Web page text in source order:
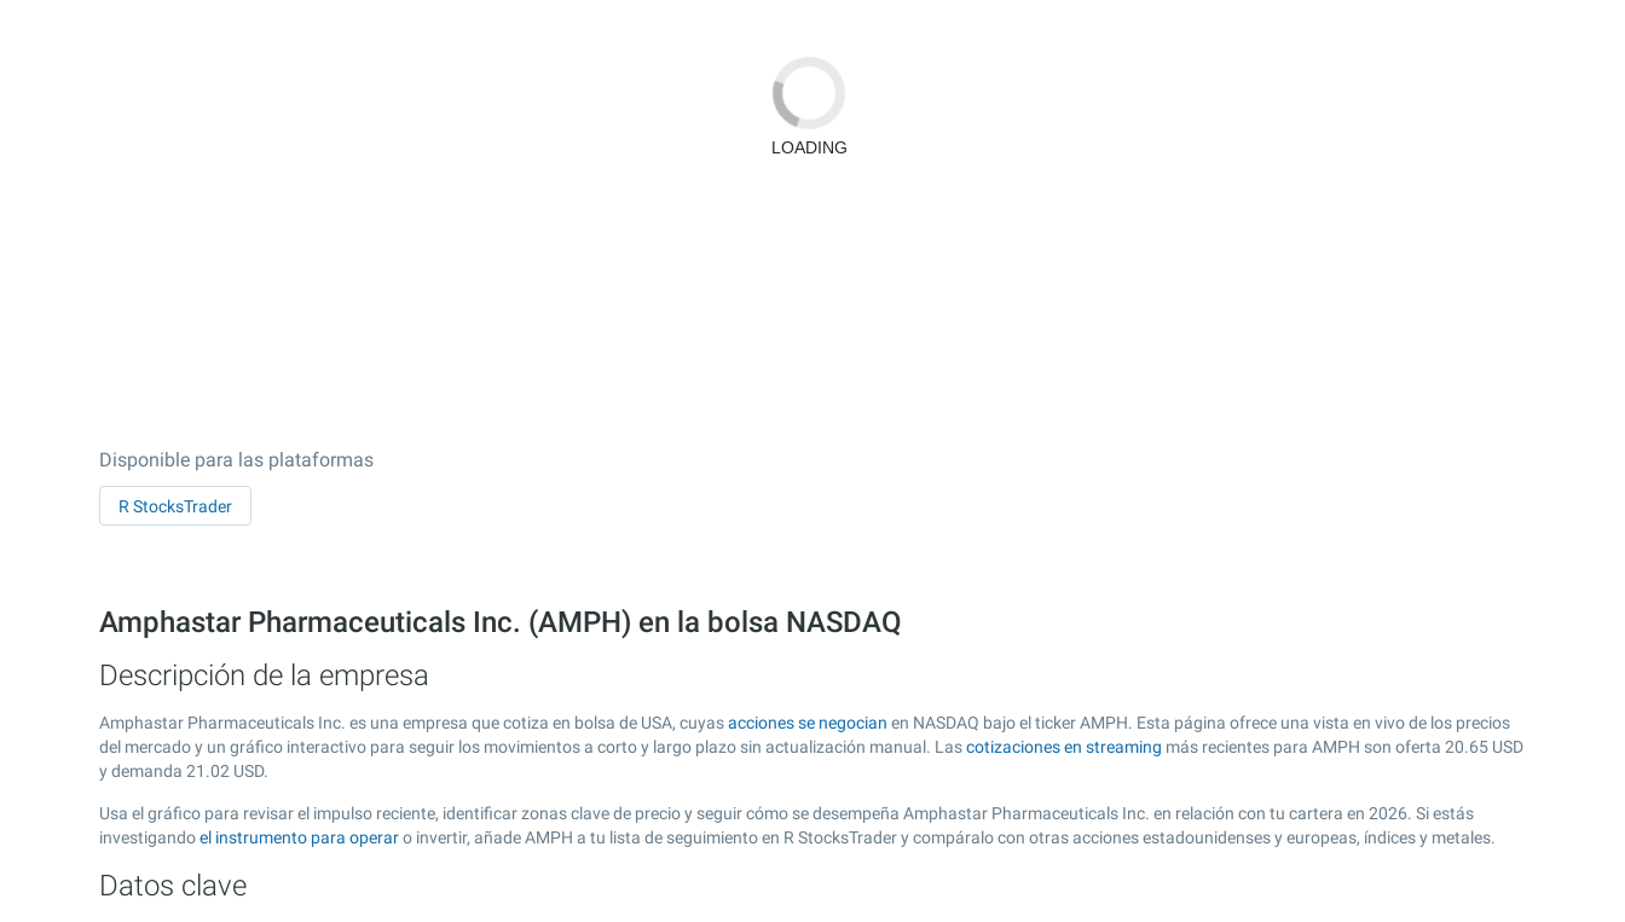
Disponible para las plataformas
R StocksTrader
Amphastar Pharmaceuticals Inc. (AMPH) en la bolsa NASDAQ
Descripción de la empresa
Amphastar Pharmaceuticals Inc. es una empresa que cotiza en bolsa de USA, cuyasacciones se negocian en NASDAQ bajo el ticker AMPH. Esta página ofrece una vista en vivo de los precios
del mercado y un gráfico interactivo para seguir los movimientos a corto y largo plazo sin actualización manual. Lascotizaciones en streaming más recientes para AMPH son oferta 20.65 USD
y demanda 21.02 USD.
Usa el gráfico para revisar el impulso reciente, identificar zonas clave de precio y seguir cómo se desempeña Amphastar Pharmaceuticals Inc. en relación con tu cartera en 2026. Si estás
investigandoel instrumento para operaro invertir, añade AMPH a tu lista de seguimiento en R StocksTrader y compáralo con otras acciones estadounidenses y europeas, índices y metales.
Datos clave